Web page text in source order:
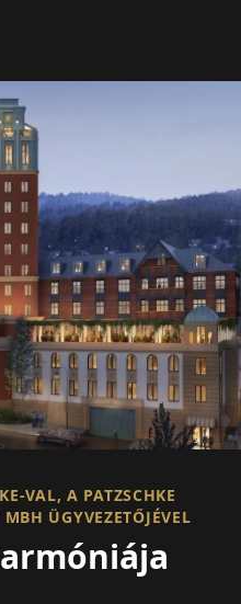
VAL, A PATZSCHKE
ÜGYVEZETŐJÉVEL